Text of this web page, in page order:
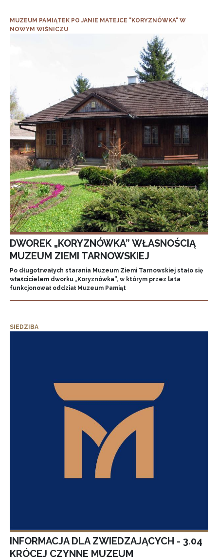
MUZEUM PAMIĄTEK PO JANIE MATEJCE "KORYZNÓWKA" W
NOWYM WIŚNICZU
DWOREK „KORYZNÓWKA” WŁASNOŚCIĄ
MUZEUM ZIEMI TARNOWSKIEJ
Po długotrwałych starania Muzeum Ziemi Tarnowskiej stało się
właścicielem dworku „Koryznówka”, w którym przez lata
funkcjonował oddział Muzeum Pamiąt
SIEDZIBA
INFORMACJA DLA ZWIEDZAJĄCYCH - 3.04
KRÓCEJ CZYNNE MUZEUM